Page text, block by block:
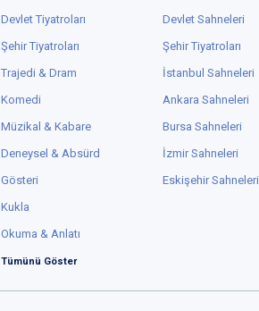
Devlet Tiyatroları
Şehir Tiyatroları
Trajedi & Dram
Komedi
Müzikal & Kabare
Deneysel & Absürd
Gösteri
Kukla
Okuma & Anlatı
Tümünü Göster
Devlet Sahneleri
Şehir Tiyatroları
İstanbul Sahneleri
Ankara Sahneleri
Bursa Sahneleri
İzmir Sahneleri
Eskişehir Sahneleri